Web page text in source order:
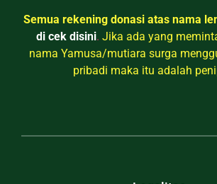
Semua rekening donasi atas nama
di cek disini. Jika ada yang
nama Yamusa/mutiara surga
pribadi maka itu adalah